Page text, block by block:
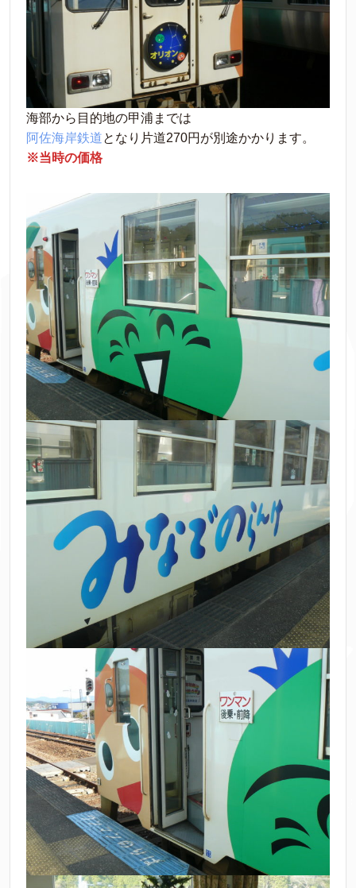
海部から目的地の甲浦までは
阿佐海岸鉄道となり片道270円が別途かかります。
※当時の価格